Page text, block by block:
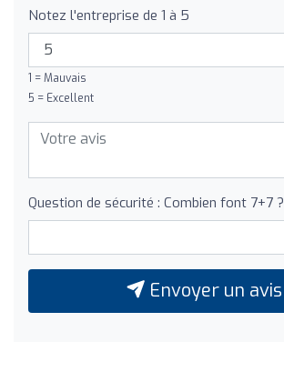
Notez l'entreprise de 1 à 5
1 = Mauvais
5 = Excellent
Question de sécurité : Combien font 7+7 ?
Envoyer un avis